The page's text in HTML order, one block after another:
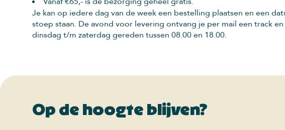
Je kan op iedere dag van de week een bestelling plaatsen en een
stoep staan. De avond voor levering ontvang je per mail een track
dinsdag t/m zaterdag gereden tussen 08.00 en 18.00.
Op de hoogte blijven?